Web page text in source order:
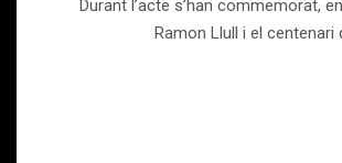
Durant l’acte s’han commemorat,
Ramon Llull i el centenari